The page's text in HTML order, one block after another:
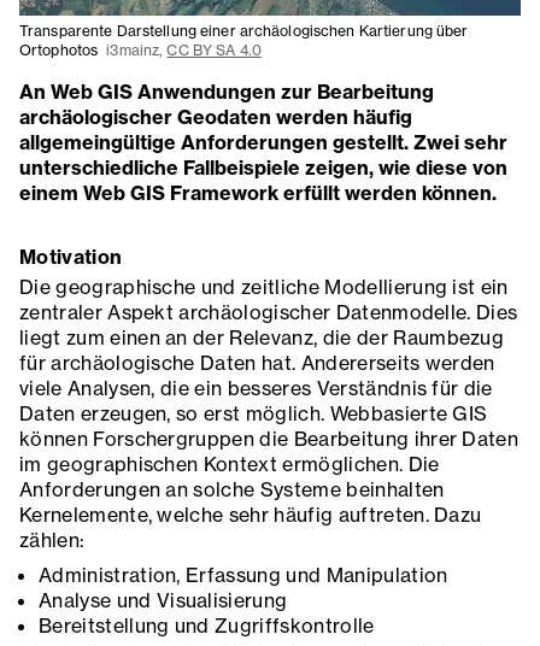
Transparente Darstellung einer archäologischen Kartierung über
Ortophotos i3mainz,CC BY SA 4.0
An Web GIS Anwendungen zur Bearbeitung
archäologischer Geodaten werden häufig
allgemeingültige Anforderungen gestellt. Zwei sehr
unterschiedliche Fallbeispiele zeigen, wie diese von
einem Web GIS Framework erfüllt werden können.
Motivation
Die geographische und zeitliche Modellierung ist ein
zentraler Aspekt archäologischer Datenmodelle. Dies
liegt zum einen an der Relevanz, die der Raumbezug
für archäologische Daten hat. Andererseits werden
viele Analysen, die ein besseres Verständnis für die
Daten erzeugen, so erst möglich. Webbasierte GIS
können Forschergruppen die Bearbeitung ihrer Daten
im geographischen Kontext ermöglichen. Die
Anforderungen an solche Systeme beinhalten
Kernelemente, welche sehr häufig auftreten. Dazu
zählen:
Administration, Erfassung und Manipulation
Analyse und Visualisierung
Bereitstellung und Zugriffskontrolle